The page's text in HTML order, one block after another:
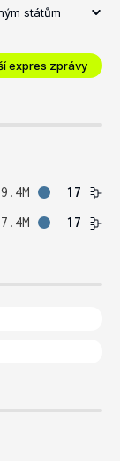
státům
expres zprávy
17
17